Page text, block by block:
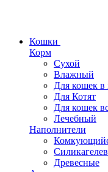
Кошки
Корм
Сухой
Влажный
Для кошек в
Для Котят
Для кошек
Лечебный
Наполнители
Древесные